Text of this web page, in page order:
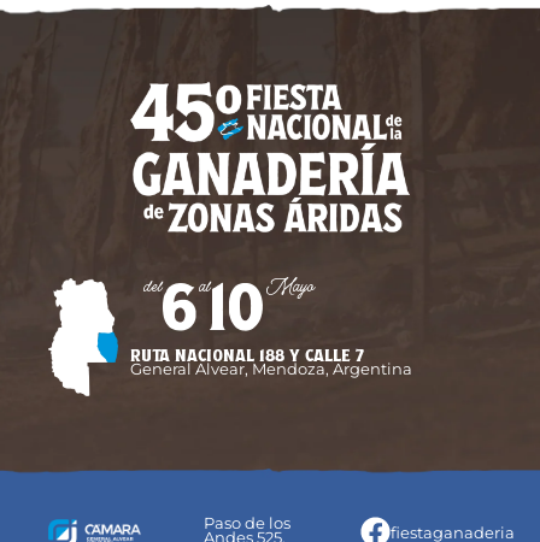
del6al10Mayo
RUTA NACIONAL 188 Y CALLE 7
General Alvear, Mendoza, Argentina
Paso de los
Andes 525,
fiestaganaderia